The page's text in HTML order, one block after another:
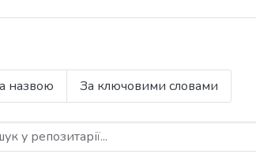
назвою За ключовими словами